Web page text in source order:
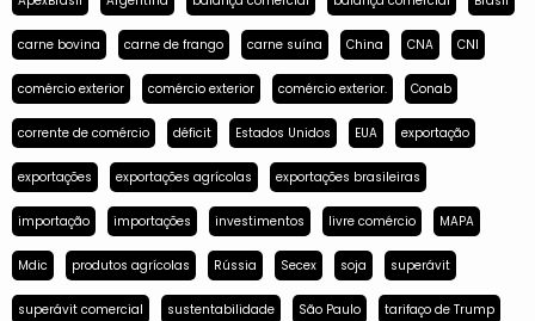
carne bovina carne de frango carne suína China CNA CNI
comércio exterior comércio exterior comércio exterior. Conab
corrente de comércio déficit Estados Unidos EUA exportação
exportações exportações agrícolas exportações brasileiras
importação importações investimentos livre comércio MAPA
Mdic produtos agrícolas Rússia Secex soja superávit
superávit comercial sustentabilidade São Paulo tarifaço de Trump